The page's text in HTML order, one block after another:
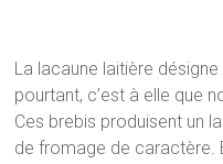
La lacaune laitière désigne
pourtant, c’est à elle que
Ces brebis produisent un
de fromage de caractère.